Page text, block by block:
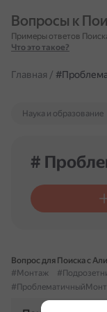
Вопросы к
Примеры ответов
Что это такое?
Главная /
Наука и образование
#
Вопрос для Поиска с
#Монтаж